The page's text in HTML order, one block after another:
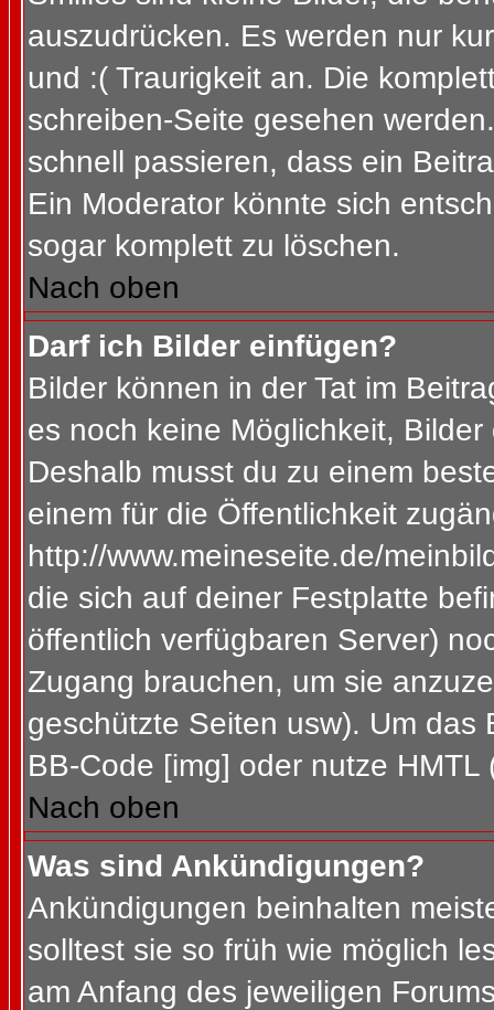
auszudrücken. Es werden nur
und :( Traurigkeit an. Die
schreiben-Seite gesehen
schnell passieren, dass ein
Ein Moderator könnte sich
sogar komplett zu löschen.
Nach oben
Darf ich Bilder einfügen?
Bilder können in der Tat im
es noch keine Möglichkeit,
Deshalb musst du zu einem
einem für die Öffentlichkeit
http://www.meineseite.de/
die sich auf deiner Festplatte
öffentlich verfügbaren Server)
Zugang brauchen, um sie
geschützte Seiten usw). Um
BB-Code [img] oder nutze HMTL
Nach oben
Was sind Ankündigungen?
Ankündigungen beinhalten
solltest sie so früh wie möglich
am Anfang des jeweiligen